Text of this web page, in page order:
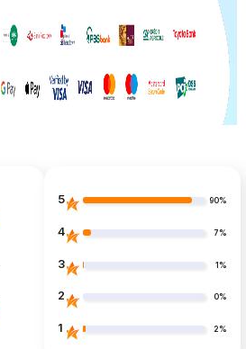
5 90%
4 7%
3 1%
2 0%
1 2%